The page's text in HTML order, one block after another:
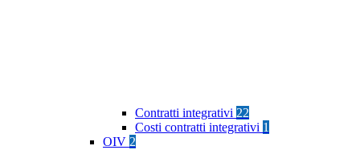
Contratti integrativi 22
Costi contratti integrativi 1
OIV 2